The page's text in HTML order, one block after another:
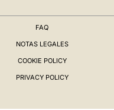
FAQ
NOTAS LEGALES
COOKIE POLICY
PRIVACY POLICY